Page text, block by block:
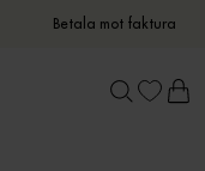
Betala mot faktura